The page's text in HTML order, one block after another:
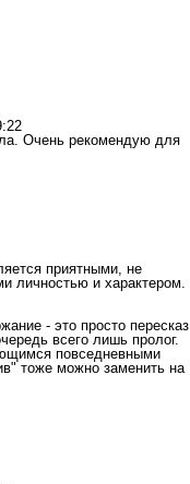
Очень рекомендую для
приятными, не
личностью и характером.
- это просто пересказ
всего лишь пролог.
повседневными
тоже можно заменить на